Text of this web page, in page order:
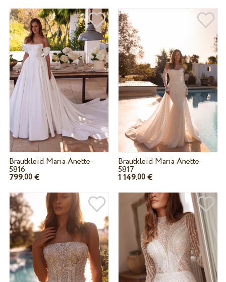
Brautkleid Maria Anette
5816
799.00€
Brautkleid Maria Anette
5817
1 149.00 €